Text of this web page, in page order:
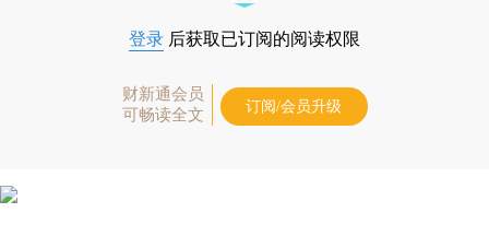
登录 后获取已订阅的阅读权限
财新通会员
可畅读全文
订阅/会员升级